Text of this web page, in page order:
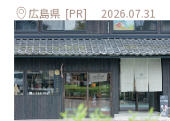
広島県 [PR] 2026.07.31